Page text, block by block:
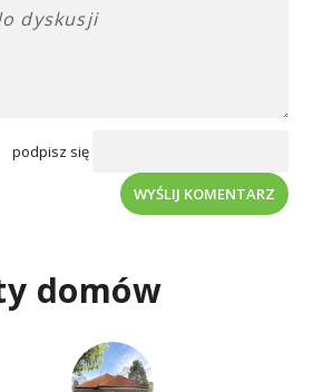
podpisz się
WYŚLIJ KOMENTARZ
domów